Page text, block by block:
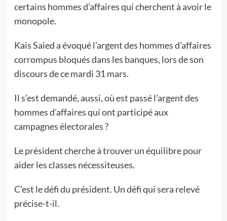
certains hommes d’affaires qui cherchent à avoir le
monopole.
Kais Saied a évoqué l’argent des hommes d’affaires
corrompus bloqués dans les banques, lors de son
discours de ce mardi 31 mars.
Il s’est demandé, aussi, où est passé l’argent des
hommes d’affaires qui ont participé aux
campagnes électorales ?
Le président cherche à trouver un équilibre pour
aider les classes nécessiteuses.
C’est le défi du président. Un défi qui sera relevé
précise-t-il.